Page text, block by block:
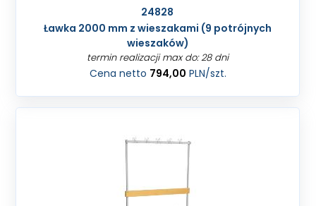
24828
Ławka 2000 mm z wieszakami (9 potrójnych
wieszaków)
termin realizacji max do: 28 dni
Cena netto 794,00 PLN/szt.